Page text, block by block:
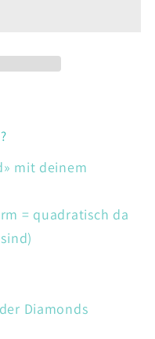
mit deinem
= quadratisch da
Diamonds